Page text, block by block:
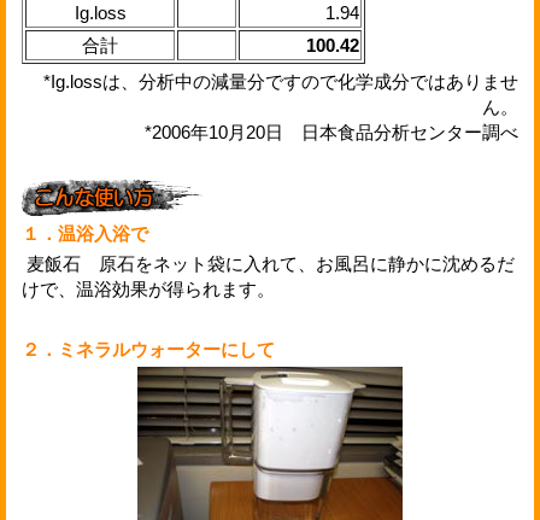
Ig.loss
1.94
合計
100.42
*Ig.lossは、分析中の減量分ですので化学成分ではありませ
ん。
*2006年10月20日 日本食品分析センター調べ
１．温浴入浴で
麦飯石 原石をネット袋に入れて、お風呂に静かに沈めるだ
けで、温浴効果が得られます。
２．ミネラルウォーターにして